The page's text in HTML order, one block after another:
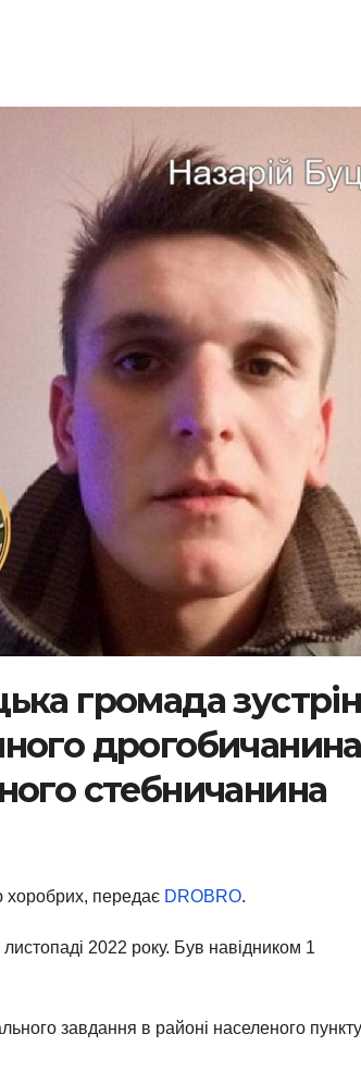
громада
дрогобичанина
стебничанина
хоробрих, передає DROBRO.
2022 року. Був навідником 1
завдання в районі населеного пункту